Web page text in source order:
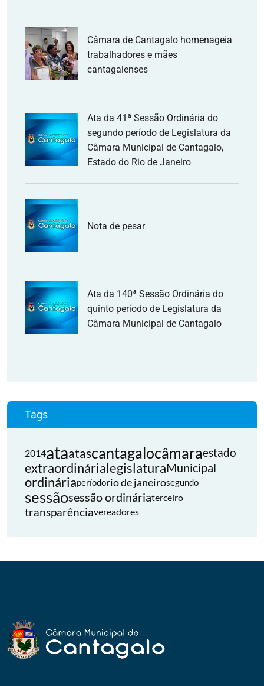
Câmara de Cantagalo homenageia
trabalhadores e mães
cantagalenses
Ata da 41ª Sessão Ordinária do
segundo período de Legislatura da
Câmara Municipal de Cantagalo,
Estado do Rio de Janeiro
Nota de pesar
Ata da 140ª Sessão Ordinária do
quinto período de Legislatura da
Câmara Municipal de Cantagalo
Tags
2014ataatascantagalocâmaraestado
extraordinárialegislaturaMunicipal
ordináriaperíodorio de janeirosegundo
sessãosessão ordináriaterceiro
transparênciavereadores